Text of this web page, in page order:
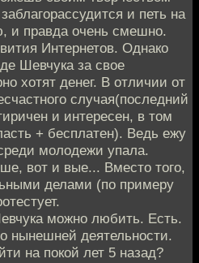
и петь на
и правда очень смешно.
Интернетов. Однако
Шевчука за свое
хотят денег. В отличии от
случая(последний
и интересен, в том
+ бесплатен). Ведь ежу
молодежи упала.
вот и вые... Вместо того,
делами (по примеру
можно любить. Есть.
нынешней деятельности.
на покой лет 5 назад?